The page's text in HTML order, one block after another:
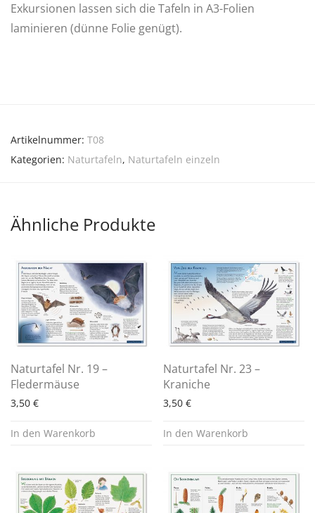
Exkursionen lassen sich die Tafeln in A3-Folien
laminieren (dünne Folie genügt).
Artikelnummer: T08
Kategorien: Naturtafeln, Naturtafeln einzeln
Ähnliche Produkte
Naturtafel Nr. 19 –
Fledermäuse
3,50 €
In den Warenkorb
Naturtafel Nr. 23 –
Kraniche
3,50 €
In den Warenkorb